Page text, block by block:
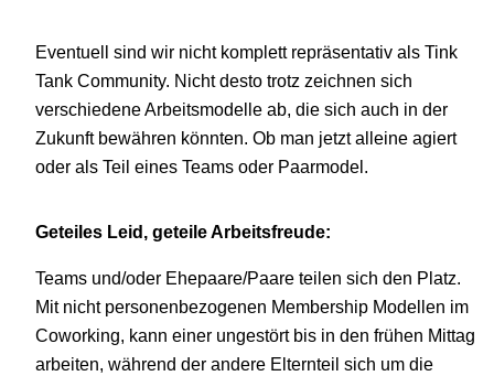
Eventuell sind wir nicht komplett repräsentativ als Tink
Tank Community. Nicht desto trotz zeichnen sich
verschiedene Arbeitsmodelle ab, die sich auch in der
Zukunft bewähren könnten. Ob man jetzt alleine agiert
oder als Teil eines Teams oder Paarmodel.
Geteiles Leid, geteile Arbeitsfreude:
Teams und/oder Ehepaare/Paare teilen sich den Platz.
Mit nicht personenbezogenen Membership Modellen im
Coworking, kann einer ungestört bis in den frühen Mittag
arbeiten, während der andere Elternteil sich um die